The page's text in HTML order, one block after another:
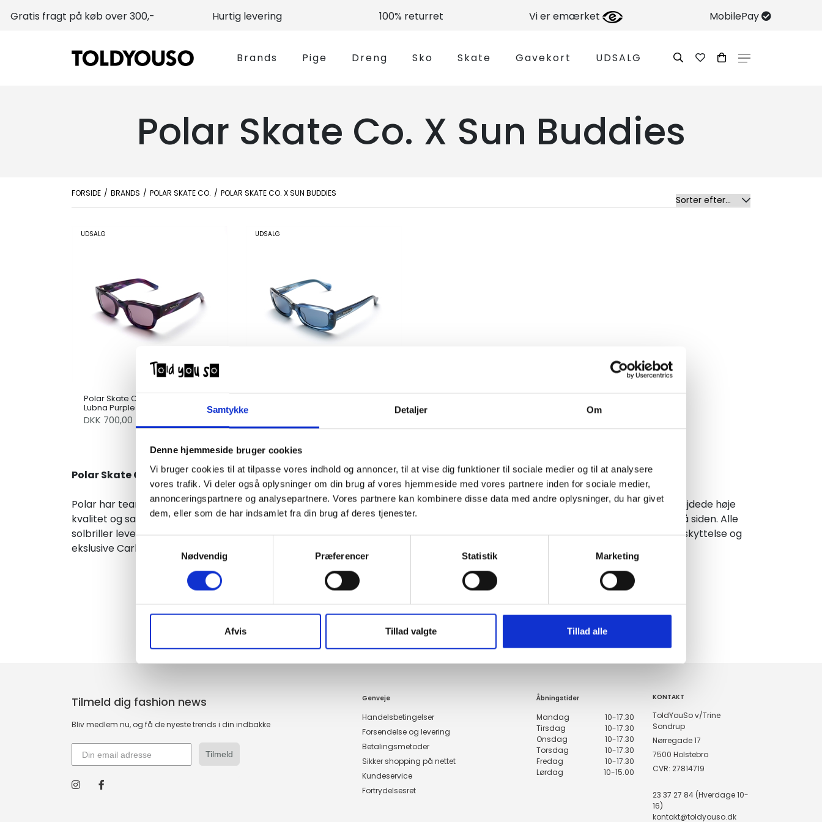
Samtykke Detaljer Om
Denne hjemmeside bruger cookies
Vi bruger cookies til at tilpasse vores indhold og annoncer, til at vise dig funktioner til sociale medier og til at analysere
vores trafik. Vi deler også oplysninger om din brug af vores hjemmeside med vores partnere inden for sociale medier,
annonceringspartnere og analysepartnere. Vores partnere kan kombinere disse data med andre oplysninger, du har givet
dem, eller som de har indsamlet fra din brug af deres tjenester.
Nødvendig
Præferencer Statistik Marketing
Afvis Tillad valgte Tillad alle
Gratis fragt på køb over 300,- Hurtig levering 100% returret Vi er emærket MobilePay
Brands Pige Dreng Sko Skate Gavekort UDSALG
Polar Skate Co. X Sun Buddies
FORSIDE BRANDS POLAR SKATE CO. POLAR SKATE CO. X SUN BUDDIES
UDSALG
Polar Skate Co x Sun Buddies
Lubna Purple waves
DKK 700,00
UDSALG
Polar Skate Co. X Sun Buddies solbriller
Polar har teamet op med deres svenske landsmænd i dette unikke collab. Sun Buddies solbriller er kendt for deres gennemarbejdede høje
kvalitet og sammen med Polar Skate Co ´s stil bevidste team har de præsteret disse super fede solbriller, som kan købes her på siden. Alle
solbriller leveres med et fedt hard case, som beskytter dine dyrebare Polar x Sunbuddies solbriller. Alle brillerne har 100% UV beskyttelse og
ekslusive Carl Zeiss linser.
ToldYouSo.dk
Tilmeld dig fashion news
Bliv medlem nu, og få de nyeste trends i din indbakke
Tilmeld
Genveje
Handelsbetingelser
Forsendelse og levering
Betalingsmetoder
Sikker shopping på nettet
Kundeservice
Fortrydelsesret
Åbningstider
Mandag
10-17.30
Tirsdag
10-17.30
Onsdag
10-17.30
Torsdag
10-17.30
Fredag
10-17.30
Lørdag
10-15.00
KONTAKT
ToldYouSo v/Trine
Sondrup
Nørregade 17
7500 Holstebro
CVR: 27814719
23 37 27 84 (Hverdage 10-
16)
kontakt@toldyouso.dk